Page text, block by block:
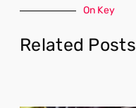
On Key
Related Posts